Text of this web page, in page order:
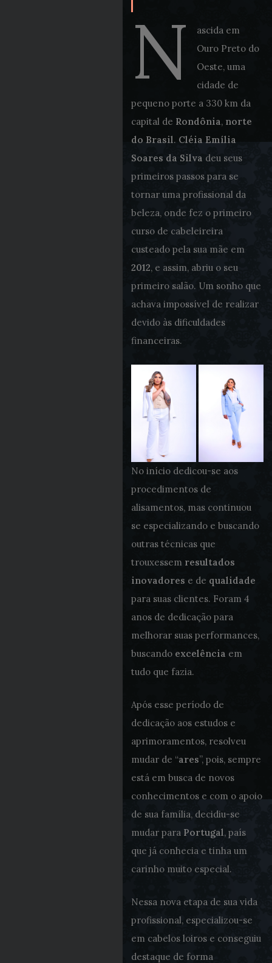
N
ascida em
Ouro Preto do
Oeste, uma
cidade de
pequeno porte a 330 km da
capital de Rondônia, norte
do Brasil. Cléia Emília
Soares da Silva deu seus
primeiros passos para se
tornar uma profissional da
beleza, onde fez o primeiro
curso de cabeleireira
custeado pela sua mãe em
2012, e assim, abriu o seu
primeiro salão. Um sonho que
achava impossível de realizar
devido às dificuldades
financeiras.
No início dedicou-se aos
procedimentos de
alisamentos, mas continuou
se especializando e buscando
outras técnicas que
trouxessem resultados
inovadores e de qualidade
para suas clientes. Foram 4
anos de dedicação para
melhorar suas performances,
buscando excelência em
tudo que fazia.
Após esse período de
dedicação aos estudos e
aprimoramentos, resolveu
mudar de “ares”, pois, sempre
está em busca de novos
conhecimentos e com o apoio
de sua família, decidiu-se
mudar para Portugal, país
que já conhecia e tinha um
carinho muito especial.
Nessa nova etapa de sua vida
profissional, especializou-se
em cabelos loiros e conseguiu
destaque de forma